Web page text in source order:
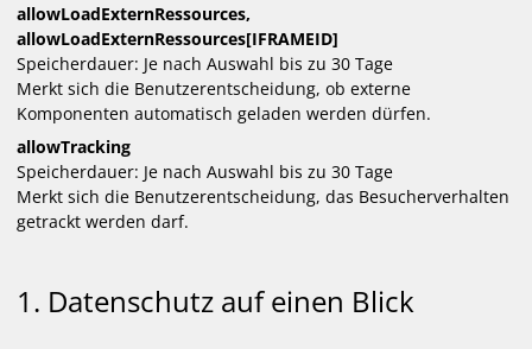
allowLoadExternRessources,
allowLoadExternRessources[IFRAMEID]
Speicherdauer Je nach Auswahl bis zu 30 Tage
Merkt sich die Benutzerentscheidung, ob externe
Komponenten automatisch geladen werden dürfen.
allowTracking
Speicherdauer Je nach Auswahl bis zu 30 Tage
Merkt sich die Benutzerentscheidung, das Besucherverhalten
getrackt werden darf.
1. Datenschutz auf einen Blick